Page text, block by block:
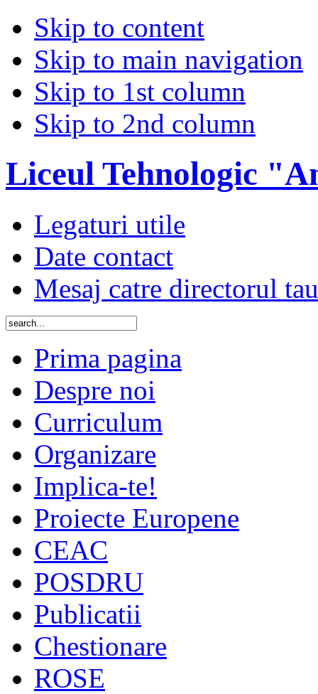
Skip to content
Skip to main navigation
Skip to 1st column
Skip to 2nd column
Liceul Tehnologic
Legaturi utile
Date contact
Mesaj catre directorul tau
Prima pagina
Despre noi
Curriculum
Organizare
Implica-te!
Proiecte Europene
CEAC
POSDRU
Publicatii
Chestionare
ROSE